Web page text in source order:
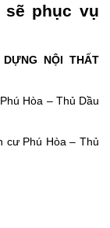
phục vụ
NỘI THẤT
Hòa – Thủ Dầu
cư Phú Hòa – Thủ